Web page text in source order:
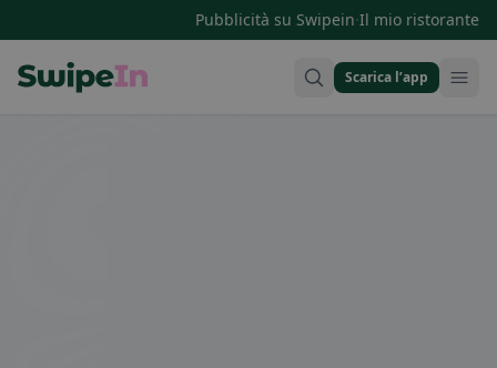
Pubblicità su Swipein·Il mio ristorante
Scarica l’app